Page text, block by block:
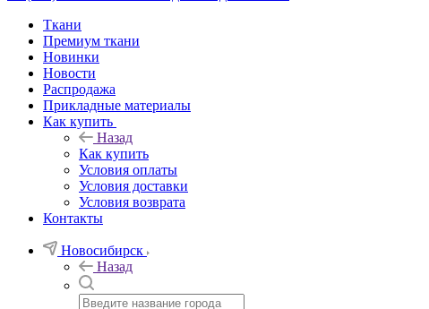
Ткани
Премиум ткани
Новинки
Новости
Распродажа
Прикладные материалы
Как купить
Назад
Как купить
Условия оплаты
Условия доставки
Условия возврата
Контакты
Новосибирск
Назад